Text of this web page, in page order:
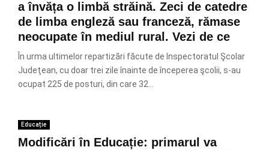
a învăța o limbă străină. Zeci de catedre
de limba engleză sau franceză, rămase
neocupate în mediul rural. Vezi de ce
În urma ultimelor repartizări făcute de Inspectoratul Şcolar
Judeţean, cu doar trei zile înainte de începerea şcolii, s-au
ocupat 225 de posturi, din care 32...
Educație
Modificări în Educație: primarul va